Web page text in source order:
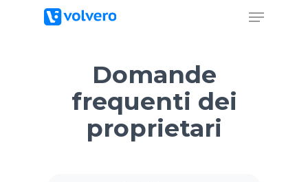
Domande
frequenti dei
proprietari